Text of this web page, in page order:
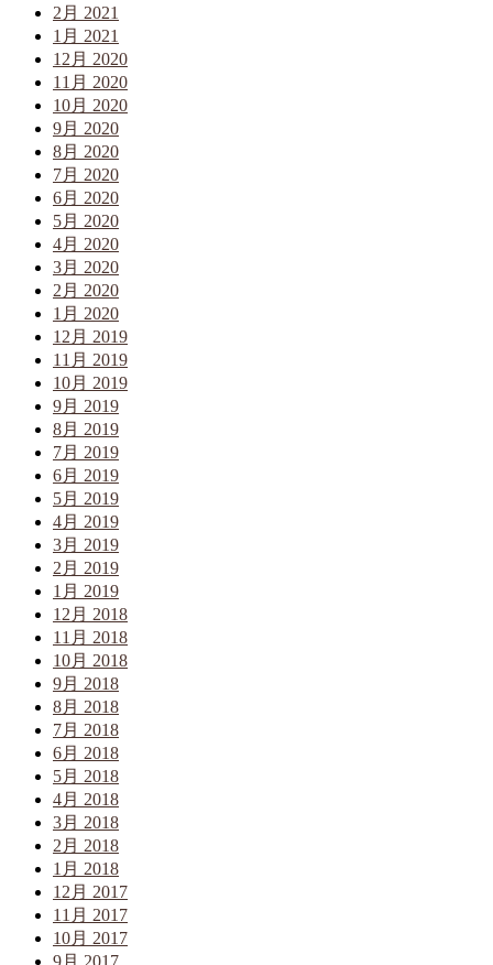
2月 2021
1月 2021
12月 2020
11月 2020
10月 2020
9月 2020
8月 2020
7月 2020
6月 2020
5月 2020
4月 2020
3月 2020
2月 2020
1月 2020
12月 2019
11月 2019
10月 2019
9月 2019
8月 2019
7月 2019
6月 2019
5月 2019
4月 2019
3月 2019
2月 2019
1月 2019
12月 2018
11月 2018
10月 2018
9月 2018
8月 2018
7月 2018
6月 2018
5月 2018
4月 2018
3月 2018
2月 2018
1月 2018
12月 2017
11月 2017
10月 2017
9月 2017